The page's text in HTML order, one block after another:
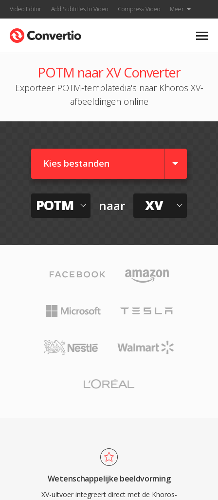
Video Editor Add Subtitles to Video Compress Video Meer
POTM naar XV Converter
Exporteer POTM-templatedia's naar Khoros XV-
afbeeldingen online
Kies bestanden
POTM naar XV
Wetenschappelijke beeldvorming
XV-uitvoer integreert direct met de Khoros-